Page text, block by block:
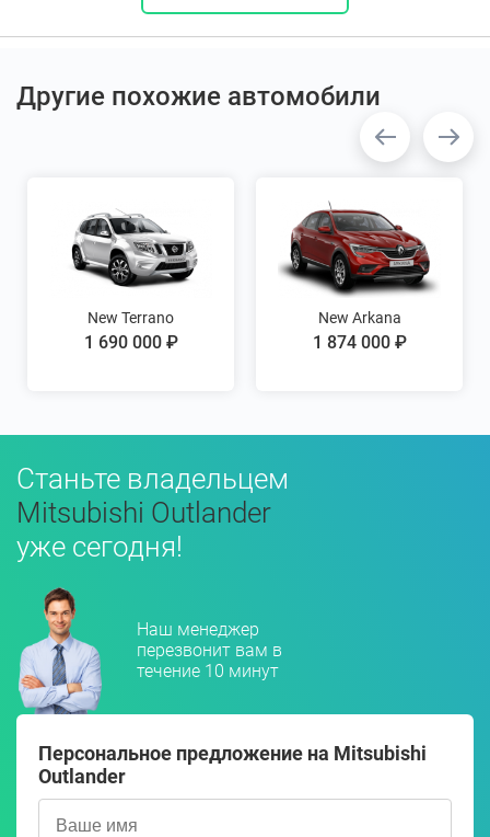
Другие похожие автомобили
New Terrano
1 690 000 ₽
New Arkana
1 874 000 ₽
Станьте владельцем
Mitsubishi Outlander
уже сегодня!
Наш менеджер
перезвонит вам в
течение 10 минут
Персональное предложение на Mitsubishi
Outlander